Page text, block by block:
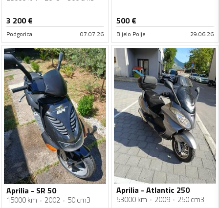
3 200€
Podgorica 07.07.26
500€
Bijelo Polje 29.06.26
Aprilia - SR 50
15000 km 2002 50 cm3
Aprilia - Atlantic 250
53000 km 2009 250 cm3